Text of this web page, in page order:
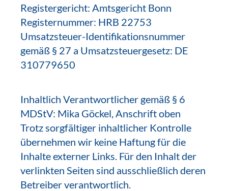
Registergericht: Amtsgericht Bonn
Registernummer: HRB 22753
Umsatzsteuer-Identifikationsnummer
gemäß § 27 a Umsatzsteuergesetz: DE
310779650
Inhaltlich Verantwortlicher gemäß § 6
MDStV: Mika Göckel, Anschrift oben
Trotz sorgfältiger inhaltlicher Kontrolle
übernehmen wir keine Haftung für die
Inhalte externer Links. Für den Inhalt der
verlinkten Seiten sind ausschließlich deren
Betreiber verantwortlich.